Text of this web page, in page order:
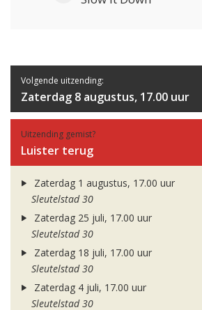
Volgende uitzending:
Zaterdag 8 augustus, 17.00 uur
Uitzending gemist?
Luister terug
Zaterdag 1 augustus, 17.00 uur
Sleutelstad 30
Zaterdag 25 juli, 17.00 uur
Sleutelstad 30
Zaterdag 18 juli, 17.00 uur
Sleutelstad 30
Zaterdag 4 juli, 17.00 uur
Sleutelstad 30